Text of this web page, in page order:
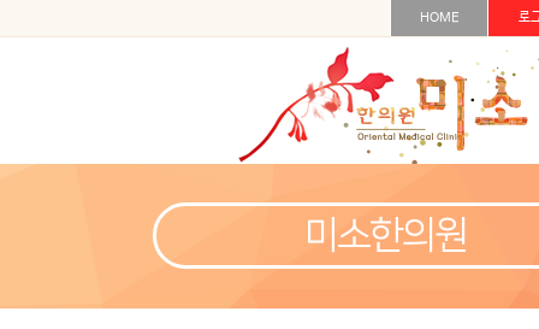
HOME 로
미소한의원